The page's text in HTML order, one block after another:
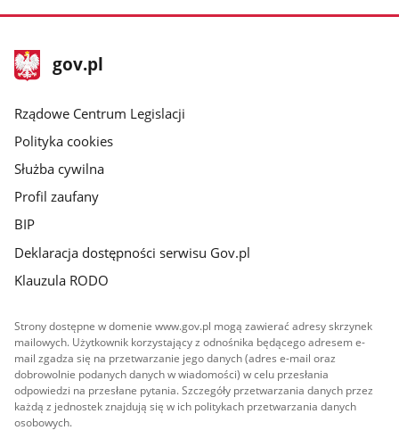
stopka
gov.plStrona
gov.pl
Rządowe Centrum Legislacji
Polityka cookies
Służba cywilna
Profil zaufany
BIP
Deklaracja dostępności serwisu Gov.pl
Klauzula RODO
Strony dostępne w domenie www.gov.pl mogą zawierać adresy skrzynek
mailowych. Użytkownik korzystający z odnośnika będącego adresem e-
mail zgadza się na przetwarzanie jego danych (adres e-mail oraz
dobrowolnie podanych danych w wiadomości) w celu przesłania
odpowiedzi na przesłane pytania. Szczegóły przetwarzania danych przez
każdą z jednostek znajdują się w ich politykach przetwarzania danych
osobowych.